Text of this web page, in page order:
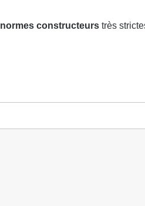
normes constructeurs très